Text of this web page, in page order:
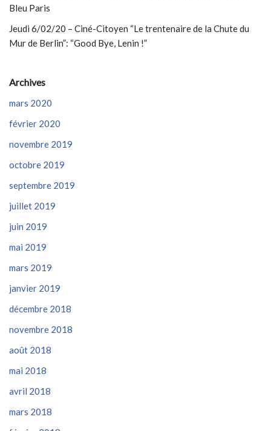
Bleu Paris
Jeudi 6/02/20 – Ciné-Citoyen “Le trentenaire de la Chute du
Mur de Berlin”: “Good Bye, Lenin !”
Archives
mars 2020
février 2020
novembre 2019
octobre 2019
septembre 2019
juillet 2019
juin 2019
mai 2019
mars 2019
janvier 2019
décembre 2018
novembre 2018
août 2018
mai 2018
avril 2018
mars 2018